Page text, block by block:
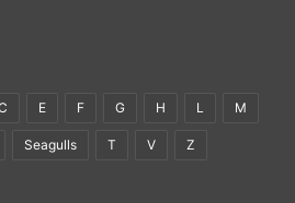
E F G H L M
Seagulls T V Z